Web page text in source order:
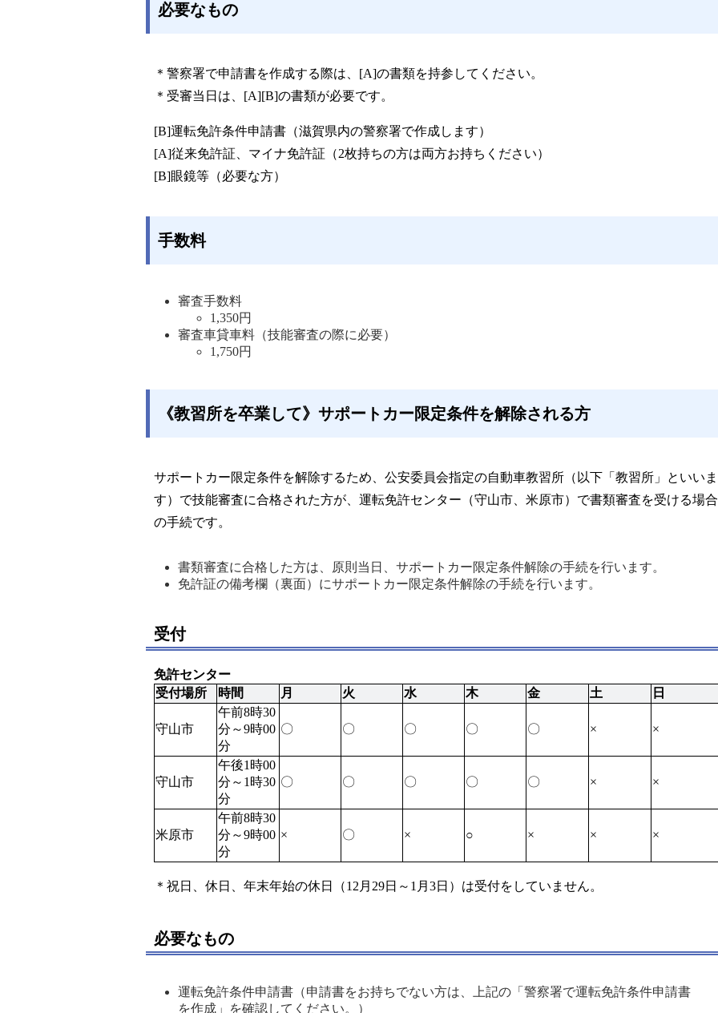
必要なもの
＊警察署で申請書を作成する際は、[A]の書類を持参してください。
＊受審当日は、[A][B]の書類が必要です。
[B]運転免許条件申請書（滋賀県内の警察署で作成します）
[A]従来免許証、マイナ免許証（2枚持ちの方は両方お持ちください）
[B]眼鏡等（必要な方）
手数料
審査手数料
1,350円
審査車貸車料（技能審査の際に必要）
1,750円
《教習所を卒業して》サポートカー限定条件を解除される方
サポートカー限定条件を解除するため、公安委員会指定の自動車教習所（以下「教習所」といいま
す）で技能審査に合格された方が、運転免許センター（守山市、米原市）で書類審査を受ける場合
の手続です。
書類審査に合格した方は、原則当日、サポートカー限定条件解除の手続を行います。
免許証の備考欄（裏面）にサポートカー限定条件解除の手続を行います。
受付
免許センター
受付場所
時間 月 火 水 木 金 土 日
守山市
午前8時30
分～9時00
分
〇 〇 〇 〇 〇 × ×
守山市
午後1時00
分～1時30
分
〇 〇 〇 〇 〇 × ×
米原市
午前8時30
分～9時00
分
× 〇 × ○ × × ×
＊祝日、休日、年末年始の休日（12月29日～1月3日）は受付をしていません。
必要なもの
運転免許条件申請書（申請書をお持ちでない方は、上記の「警察署で運転免許条件申請書
を作成」を確認してください。）